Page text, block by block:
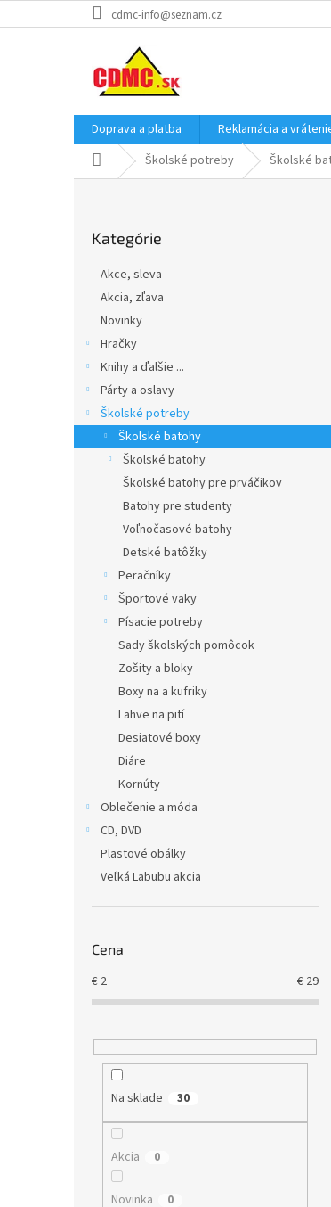
na
cdmc-info@seznam.cz
Doprava a platba Reklamácia a
DomovŠkolské potreby Školské
kategórie
Kategórie
Akce, sleva
Akcia, zľava
Novinky
Hračky
Knihy a ďalšie ...
Párty a oslavy
Školské potreby
Školské batohy
Školské batohy
Školské batohy pre prváčikov
Batohy pre studenty
Voľnočasové batohy
Detské batôžky
Peračníky
Športové vaky
Písacie potreby
Sady školských pomôcok
Zošity a bloky
Boxy na a kufriky
Lahve na pití
Desiatové boxy
Diáre
Kornúty
Oblečenie a móda
CD, DVD
Plastové obálky
Veľká Labubu akcia
Cena
€ 2 € 29
Na sklade 30
Akcia 0
Novinka 0